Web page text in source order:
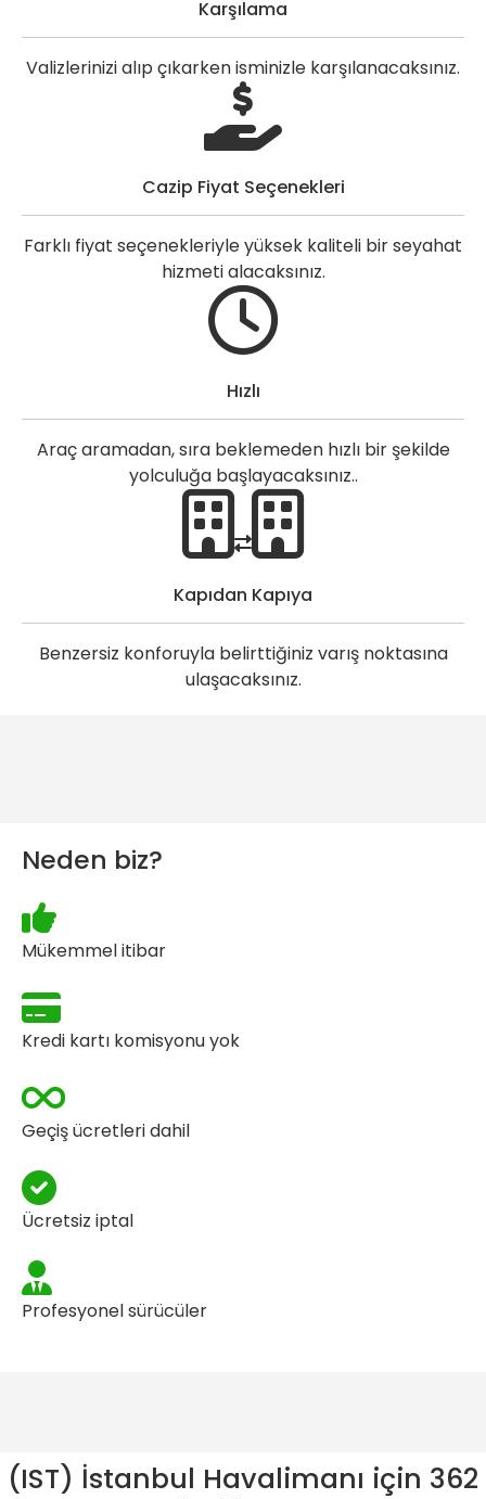
Karşılama
Valizlerinizi alıp çıkarken isminizle karşılanacaksınız.
Cazip Fiyat Seçenekleri
Farklı fiyat seçenekleriyle yüksek kaliteli bir seyahat
hizmeti alacaksınız.
Hızlı
Araç aramadan, sıra beklemeden hızlı bir şekilde
yolculuğa başlayacaksınız..
Kapıdan Kapıya
Benzersiz konforuyla belirttiğiniz varış noktasına
ulaşacaksınız.
Neden biz?
Mükemmel itibar
Kredi kartı komisyonu yok
Geçiş ücretleri dahil
Ücretsiz iptal
Profesyonel sürücüler
(IST) İstanbul Havalimanı için 362